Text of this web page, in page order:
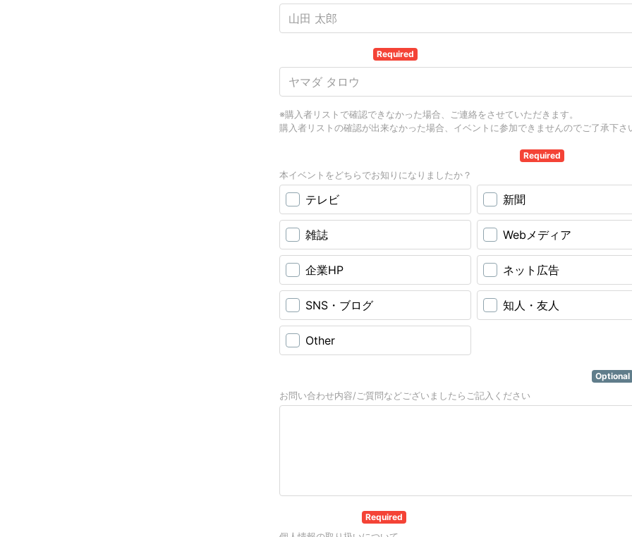
Required
※購入者リストで確認できなかった場合、ご連絡をさせていただきます。
購入者リストの確認が出来なかった場合、イベントに参加できませんのでご了承下さ
Required
本イベントをどちらでお知りになりましたか？
テレビ 新聞
雑誌 Webメディア
企業HP ネット広告
SNS・ブログ 知人・友人
Other
Optional
お問い合わせ内容/ご質問などございましたらご記入ください
Required